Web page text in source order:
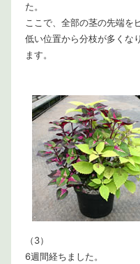
た。
ここで、全部の茎の先端を
低い位置から分枝が多くな
ます。
（3）
6週間経ちました。